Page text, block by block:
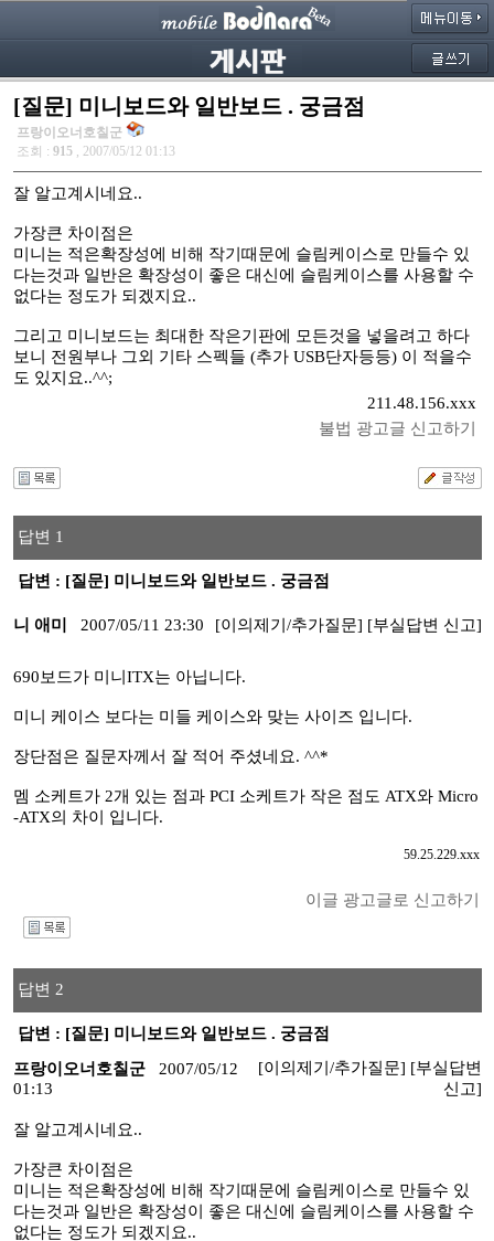
[질문] 미니보드와 일반보드 . 궁금점
프랑이오너호칠군
조회 : 915 , 2007/05/12 01:13
잘 알고계시네요..
가장큰 차이점은
미니는 적은확장성에 비해 작기때문에 슬림케이스로 만들수 있
다는것과 일반은 확장성이 좋은 대신에 슬림케이스를 사용할 수
없다는 정도가 되겠지요..
그리고 미니보드는 최대한 작은기판에 모든것을 넣을려고 하다
보니 전원부나 그외 기타 스펙들 (추가 USB단자등등) 이 적을수
도 있지요..^^;
211.48.156.xxx
불법 광고글 신고하기
답변 1
답변 : [질문] 미니보드와 일반보드 . 궁금점
니 애미 2007/05/11 23:30 [이의제기/추가질문] [부실답변 신고]
690보드가 미니ITX는 아닙니다.
미니 케이스 보다는 미들 케이스와 맞는 사이즈 입니다.
장단점은 질문자께서 잘 적어 주셨네요. ^^*
멤 소케트가 2개 있는 점과 PCI 소케트가 작은 점도 ATX와 Micro
-ATX의 차이 입니다.
59.25.229.xxx
이글 광고글로 신고하기
답변 2
답변 : [질문] 미니보드와 일반보드 . 궁금점
프랑이오너호칠군
2007/05/12
01:13
[이의제기/추가질문] [부실답변
신고]
잘 알고계시네요..
가장큰 차이점은
미니는 적은확장성에 비해 작기때문에 슬림케이스로 만들수 있
다는것과 일반은 확장성이 좋은 대신에 슬림케이스를 사용할 수
없다는 정도가 되겠지요..